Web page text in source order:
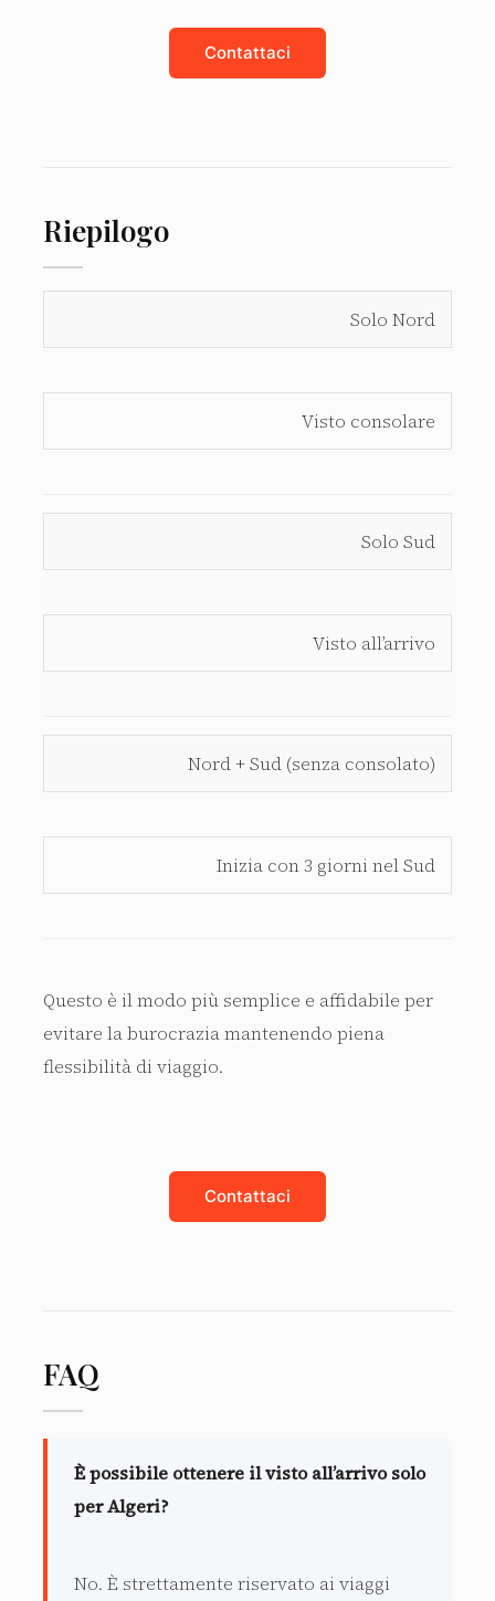
Contattaci
Riepilogo
Solo Nord
Visto consolare
Solo Sud
Visto all’arrivo
Nord + Sud (senza consolato)
Inizia con 3 giorni nel Sud
Questo è il modo più semplice e affidabile per
evitare la burocrazia mantenendo piena
flessibilità di viaggio.
Contattaci
FAQ
È possibile ottenere il visto all’arrivo solo
per Algeri?
No. È strettamente riservato ai viaggi